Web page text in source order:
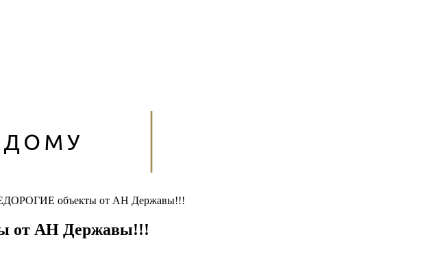
объекты от АН Державы!!!
от АН Державы!!!